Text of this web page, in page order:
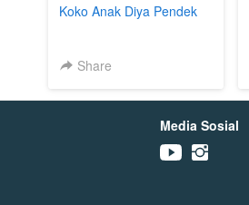
Koko Anak Diya Pendek
Share
Media Sosial